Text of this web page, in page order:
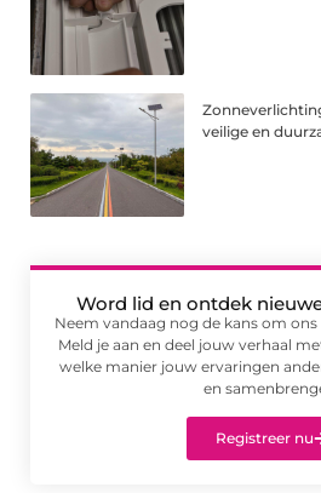
veilige en
Word lid en ontdek
Neem vandaag nog de kans om
Meld je aan en deel jouw verhaal
welke manier jouw ervaringen
en
Registreer nu